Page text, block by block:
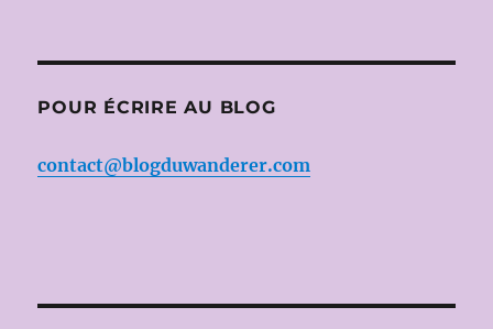
POUR ÉCRIRE AU BLOG
contact@blogduwanderer.com